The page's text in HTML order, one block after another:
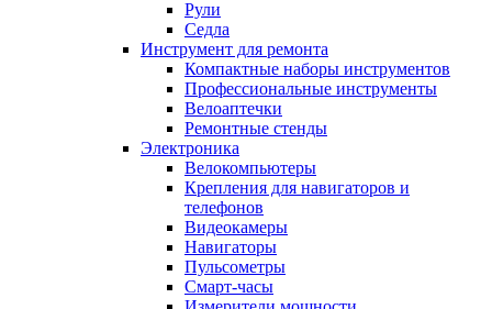
Рули
Седла
Инструмент для ремонта
Компактные наборы инструментов
Профессиональные инструменты
Велоаптечки
Ремонтные стенды
Электроника
Велокомпьютеры
Крепления для навигаторов и
телефонов
Видеокамеры
Навигаторы
Пульсометры
Смарт-часы